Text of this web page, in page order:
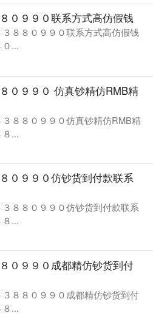
０９９０联系方式高仿假钱
８８０９９０联系方式高仿假钱
...
０９９０ 仿真钞精仿RMB精
８８０９９０仿真钞精仿RMB精
...
０９９０仿钞货到付款联系
８８０９９０仿钞货到付款联系
...
０９９０成都精仿钞货到付
８８０９９０成都精仿钞货到付
...